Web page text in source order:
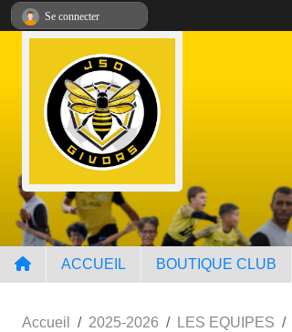
ACCUEIL BOUTIQUE CLUB
Accueil 2025-2026 LES EQUIPES
Se connecter
Panneau de gestion des cookies